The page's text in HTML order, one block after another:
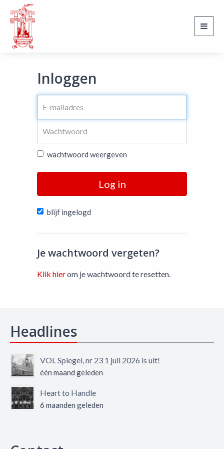
Inloggen
wachtwoord weergeven
Log in
blijf ingelogd
Je wachtwoord vergeten?
Klik hierom je wachtwoord te resetten.
Headlines
VOL Spiegel, nr 23 1 juli 2026 is uit!
één maand geleden
Heart to Handle
6 maanden geleden